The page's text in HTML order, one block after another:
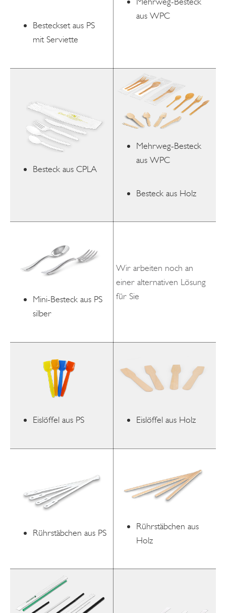
Besteckset aus PS
mit Serviette
aus WPC
Besteck aus CPLA
Mehrweg-Besteck
aus WPC
Besteck aus Holz
Mini-Besteck aus PS
silber
Wir arbeiten noch an
einer alternativen Lösung
für Sie
Eislöffel aus PS Eislöffel aus Holz
Rührstäbchen aus PS
Rührstäbchen aus
Holz